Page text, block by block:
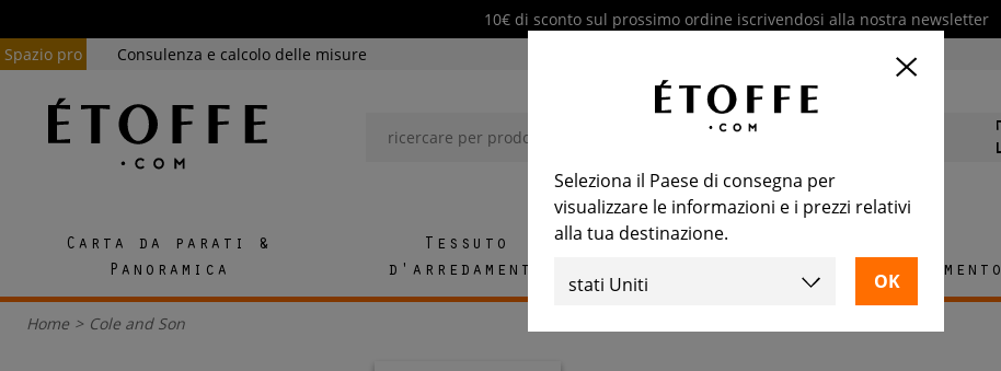
10€ di sconto sul prossimo ordine iscrivendosi alla nostra newsletter
Spazio pro
Consulenza e calcolo delle misure
Carta da parati &
Panoramica
Tessuto
d'arredamento
Arredamento
Home > Cole and Son
Seleziona il Paese di consegna per
visualizzare le informazioni e i prezzi relativi
alla tua destinazione.